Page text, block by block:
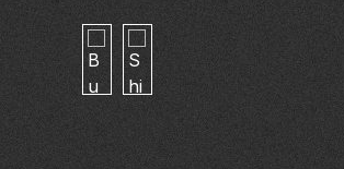
Bildergalerie überspringen